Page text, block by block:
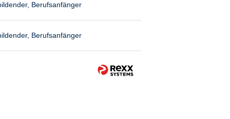
Berufsanfänger
Berufsanfänger